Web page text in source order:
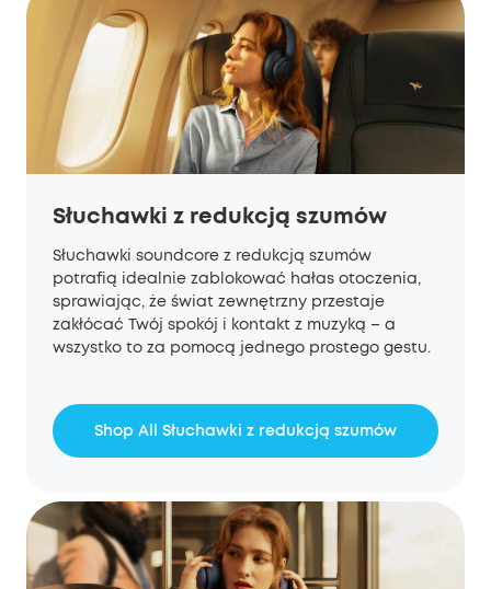
Słuchawki z redukcją szumów
Słuchawki soundcore z redukcją szumów
potrafią idealnie zablokować hałas otoczenia,
sprawiając, że świat zewnętrzny przestaje
zakłócać Twój spokój i kontakt z muzyką – a
wszystko to za pomocą jednego prostego gestu.
Shop All Słuchawki z redukcją szumów